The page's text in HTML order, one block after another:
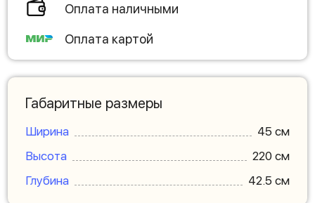
Оплата наличными
Оплата картой
Габаритные размеры
Ширина
45 см
Высота
220 см
Глубина
42.5 см